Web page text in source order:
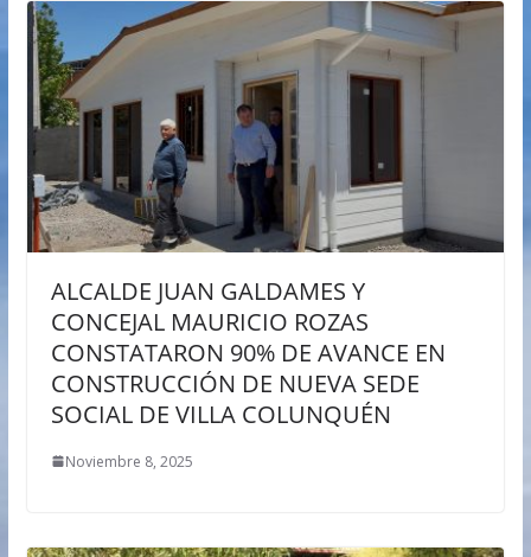
ALCALDE JUAN GALDAMES Y
CONCEJAL MAURICIO ROZAS
CONSTATARON 90% DE AVANCE EN
CONSTRUCCIÓN DE NUEVA SEDE
SOCIAL DE VILLA COLUNQUÉN
Noviembre 8, 2025